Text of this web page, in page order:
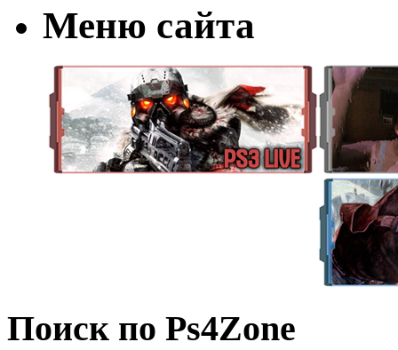
Меню сайта
Поиск по Ps4Zone